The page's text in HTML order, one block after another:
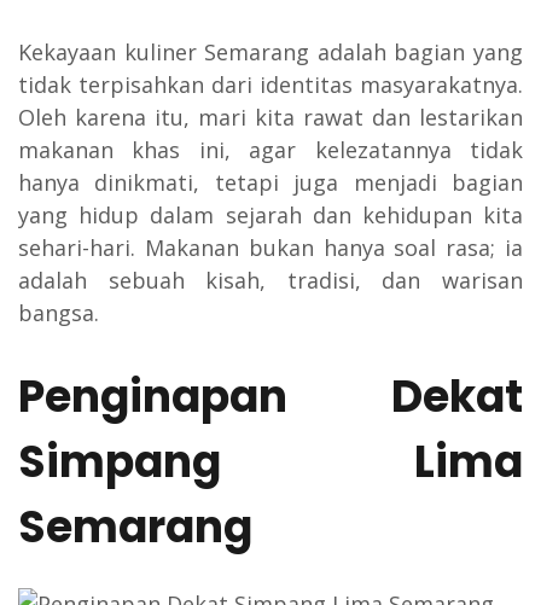
Kekayaan kuliner Semarang adalah bagian yang
tidak terpisahkan dari identitas masyarakatnya.
Oleh karena itu, mari kita rawat dan lestarikan
makanan khas ini, agar kelezatannya tidak
hanya dinikmati, tetapi juga menjadi bagian
yang hidup dalam sejarah dan kehidupan kita
sehari-hari. Makanan bukan hanya soal rasa; ia
adalah sebuah kisah, tradisi, dan warisan
bangsa.
Penginapan Dekat
Simpang Lima
Semarang